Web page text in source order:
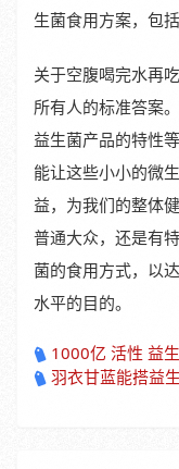
生菌食用方案，包
关于空腹喝完水再
所有人的标准答案
益生菌产品的特性
能让这些小小的微
益，为我们的整体
普通大众，还是有
菌的食用方式，以
水平的目的。
1000亿 活性 益
羽衣甘蓝能搭益